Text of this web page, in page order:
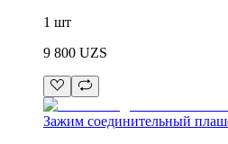
1 шт
9 800 UZS
Зажим соединительный